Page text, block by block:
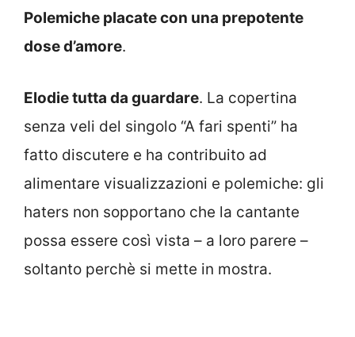
Polemiche placate con una prepotente
dose d’amore.
Elodie tutta da guardare. La copertina
senza veli del singolo “A fari spenti” ha
fatto discutere e ha contribuito ad
alimentare visualizzazioni e polemiche: gli
haters non sopportano che la cantante
possa essere così vista – a loro parere –
soltanto perchè si mette in mostra.